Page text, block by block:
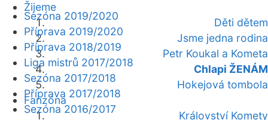
Žijeme
Děti dětem
Jsme jedna rodina
Petr Koukal a Kometa
Chlapi ŽENÁM
Hokejová tombola
Fanzóna
Království Komety
Sezóna 2019/2020
Příprava 2019/2020
Příprava 2018/2019
Liga mistrů 2017/2018
Sezóna 2017/2018
Příprava 2017/2018
Sezóna 2016/2017